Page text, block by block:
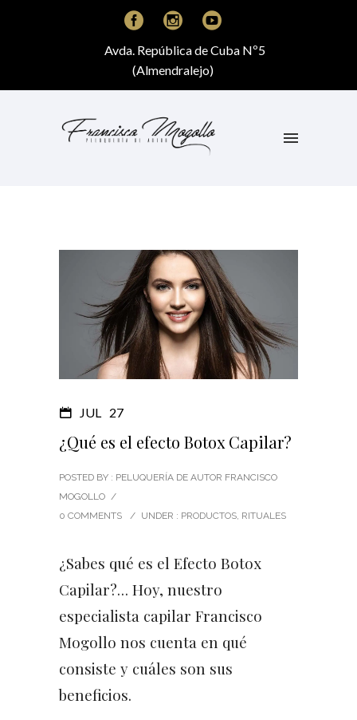
Avda. República de Cuba Nº5
(Almendralejo)
JUL 27
¿Qué es el efecto Botox Capilar?
POSTED BY : PELUQUERÍA DE AUTOR FRANCISCO
MOGOLLO /
0 COMMENTS
/ UNDER : PRODUCTOS, RITUALES
¿Sabes qué es el Efecto Botox
Capilar?… Hoy, nuestro
especialista capilar Francisco
Mogollo nos cuenta en qué
consiste y cuáles son sus
beneficios.